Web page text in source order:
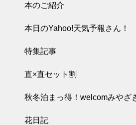
本のご紹介
本日のYahoo!天気予報さん！
特集記事
直×直セット割
秋冬泊まっ得！welcomみやざ
花日記